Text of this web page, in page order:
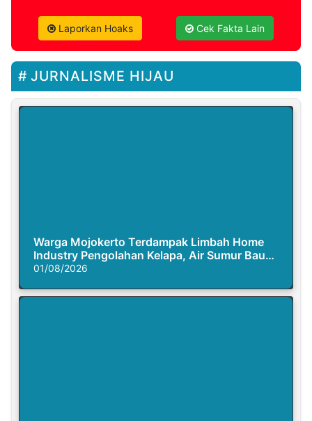
Laporkan Hoaks Cek Fakta Lain
JURNALISME HIJAU
Warga Mojokerto Terdampak Limbah Home
Industry Pengolahan Kelapa, Air Sumur Bau
Busuk
01/08/2026